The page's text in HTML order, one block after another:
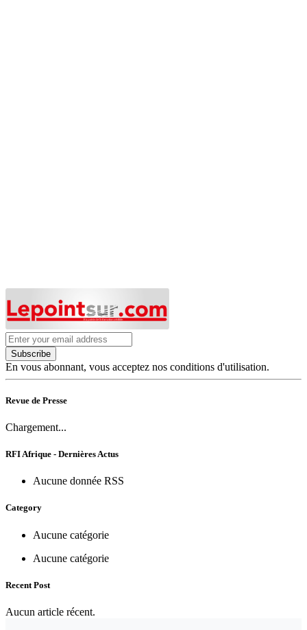
Subscribe
En vous abonnant, vous acceptez nos conditions d'utilisation.
Revue de Presse
Chargement...
RFI Afrique - Dernières Actus
Aucune donnée RSS
Category
Aucune catégorie
Aucune catégorie
Recent Post
Aucun article récent.